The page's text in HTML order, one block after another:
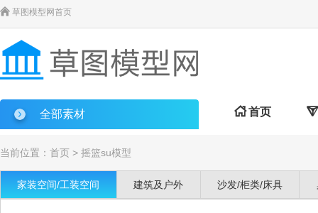
 草图模型网首页
全部素材 首页 
当前位置： 首页 > 摇篮su模型
家装空间/工装空间 建筑及户外 沙发/柜类/床具